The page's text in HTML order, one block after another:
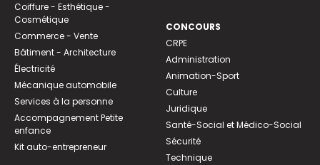
Coiffure - Esthétique -
Cosmétique
Commerce - Vente
Bâtiment - Architecture
Électricité
Mécanique automobile
Services à la personne
Accompagnement Petite
enfance
Kit auto-entrepreneur
CONCOURS
CRPE
Administration
Animation-Sport
Culture
Juridique
Santé-Social et Médico-Social
Sécurité
Technique